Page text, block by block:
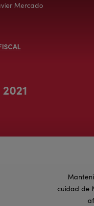
Mercado
cuidad de